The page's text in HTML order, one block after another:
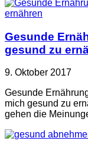
Gesunde
gesund zu
9. Oktober 2017
Gesunde
mich gesund zu
gehen die